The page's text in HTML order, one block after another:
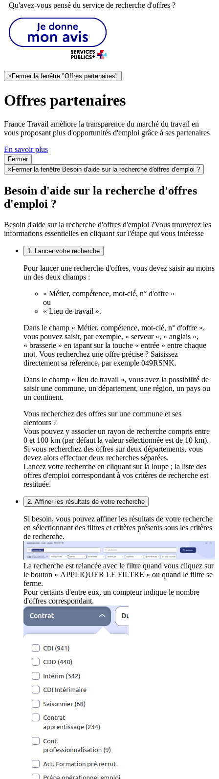
Qu'avez-vous pensé du service de recherche d'offres ?
×Fermer la fenêtre "Offres partenaires"
Offres partenaires
France Travail améliore la transparence du marché du travail en
vous proposant plus d'opportunités d'emploi grâce à ses partenaires
En savoir plus
Fermer
× Fermer la fenêtre Besoin d'aide sur la recherche d'offres d'emploi ?
Besoin d'aide sur la recherche d'offres
d'emploi ?
Besoin d'aide sur la recherche d'offres d'emploi ?Vous trouverez les
informations essentielles en cliquant sur l'étape qui vous intéresse
1. Lancer votre recherche
Pour lancer une recherche d'offres, vous devez saisir au moins
un des deux champs :
« Métier, compétence, mot-clé, n° d'offre »
ou
« Lieu de travail ».
Dans le champ « Métier, compétence, mot-clé, n° d'offre »,
vous pouvez saisir, par exemple, « serveur », « anglais »,
« brasserie » en tapant sur la touche « entrée » entre chaque
mot. Vous recherchez une offre précise ? Saisissez
directement sa référence, par exemple 049RSNK.
Dans le champ « lieu de travail », vous avez la possibilité de
saisir une commune, un département, une région, un pays ou
un continent.
Vous recherchez des offres sur une commune et ses
alentours ?
Vous pouvez y associer un rayon de recherche compris entre
0 et 100 km (par défaut la valeur sélectionnée est de 10 km).
Si vous recherchez des offres sur deux départements, vous
devez alors effectuer deux recherches séparées.
Lancez votre recherche en cliquant sur la loupe ; la liste des
offres d'emploi correspondant à vos critères de recherche est
restituée.
2. Affiner les résultats de votre recherche
Si besoin, vous pouvez affiner les résultats de votre recherche
en sélectionnant des filtres et critères présents sous les critères
de recherche.
La recherche est relancée avec le filtre quand vous cliquez sur
le bouton « APPLIQUER LE FILTRE » ou quand le filtre se
ferme.
Pour certains d'entre eux, un compteur indique le nombre
d'offres correspondant.